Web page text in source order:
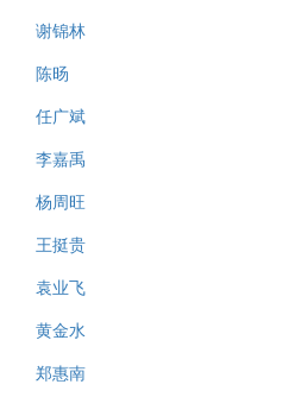
谢锦林
陈旸
任广斌
李嘉禹
杨周旺
王挺贵
袁业飞
黄金水
郑惠南